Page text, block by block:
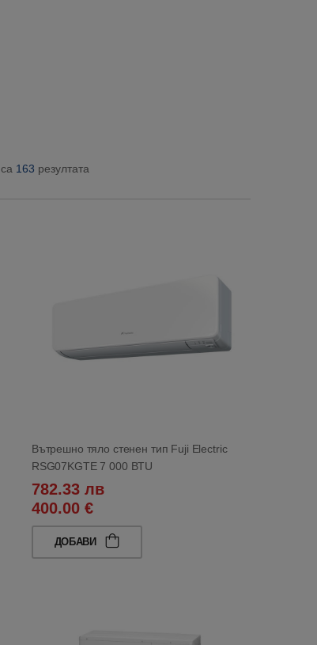
163 резултата
Вътрешно тяло стенен тип Fuji Electric
RSG07KGTE 7 000 BTU
782.33 лв
400.00 €
ДОБАВИ